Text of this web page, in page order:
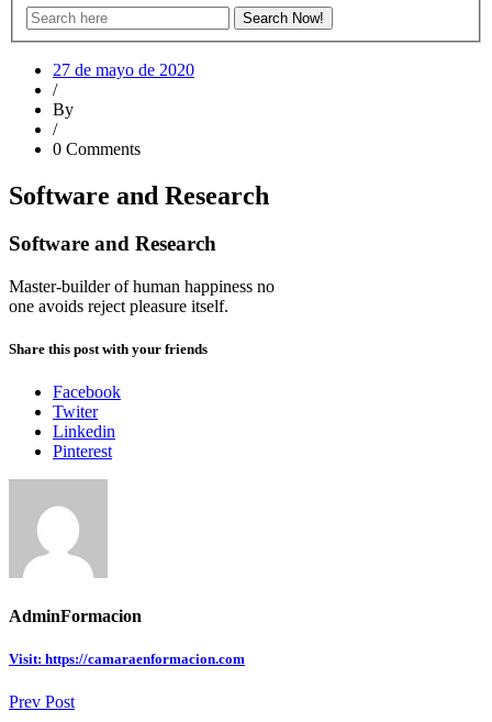
27 de mayo de 2020
/
By
/
0 Comments
Software and Research
Software and Research
Master-builder of human happiness no
one avoids reject pleasure itself.
Share this post with your friends
Facebook
Twiter
Linkedin
Pinterest
AdminFormacion
Visit: https://camaraenformacion.com
Prev Post